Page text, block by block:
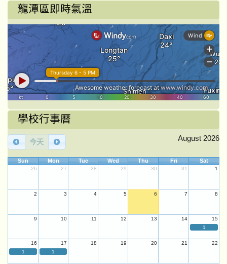
龍潭區即時氣溫
學校行事曆
今天 August 2026
Sun Mon Tue Wed Thu Fri Sat
26 27 28 29 30 31 1
2 3 4 5 6 7 8
9 10 11 12 13 14
15
1
16 17 18 19 20 21
22
1
1